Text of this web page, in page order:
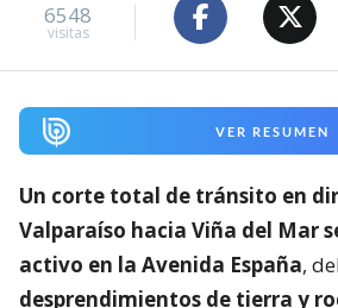
6548
visitas
VER RESUMEN
Un corte total de tránsito en
Valparaíso hacia Viña del Mar
activo en la Avenida España,
desprendimientos de tierra y